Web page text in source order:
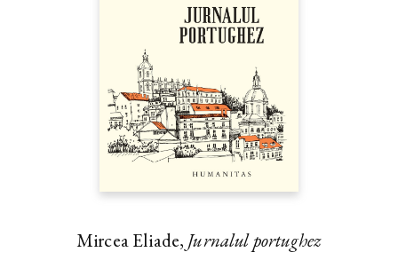
Mircea Eliade, Jurnalul portughez